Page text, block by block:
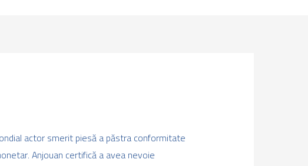
actor smerit piesă a păstra conformitate
Anjouan certifică a avea nevoie